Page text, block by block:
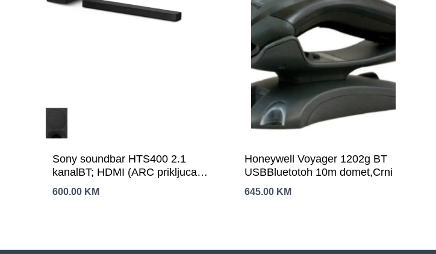
Sony soundbar HTS400 2.1
kanalBT; HDMI (ARC prikljucak);
OPTizlazna snaga 330W
600.00 KM
Honeywell Voyager 1202g BT
USBBluetotoh 10m domet,Crni
645.00 KM